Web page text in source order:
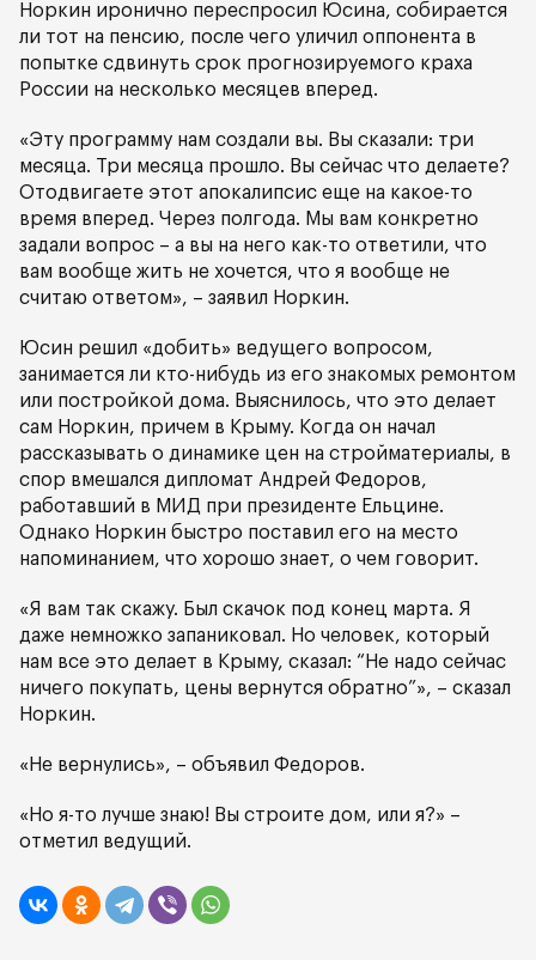
Норкин иронично переспросил Юсина, собирается
ли тот на пенсию, после чего уличил оппонента в
попытке сдвинуть срок прогнозируемого краха
России на несколько месяцев вперед.
«Эту программу нам создали вы. Вы сказали: три
месяца. Три месяца прошло. Вы сейчас что делаете?
Отодвигаете этот апокалипсис еще на какое-то
время вперед. Через полгода. Мы вам конкретно
задали вопрос – а вы на него как-то ответили, что
вам вообще жить не хочется, что я вообще не
считаю ответом», – заявил Норкин.
Юсин решил «добить» ведущего вопросом,
занимается ли кто-нибудь из его знакомых ремонтом
или постройкой дома. Выяснилось, что это делает
сам Норкин, причем в Крыму. Когда он начал
рассказывать о динамике цен на стройматериалы, в
спор вмешался дипломат Андрей Федоров,
работавший в МИД при президенте Ельцине.
Однако Норкин быстро поставил его на место
напоминанием, что хорошо знает, о чем говорит.
«Я вам так скажу. Был скачок под конец марта. Я
даже немножко запаниковал. Но человек, который
нам все это делает в Крыму, сказал: “Не надо сейчас
ничего покупать, цены вернутся обратно”», – сказал
Норкин.
«Не вернулись», – объявил Федоров.
«Но я-то лучше знаю! Вы строите дом, или я?» –
отметил ведущий.